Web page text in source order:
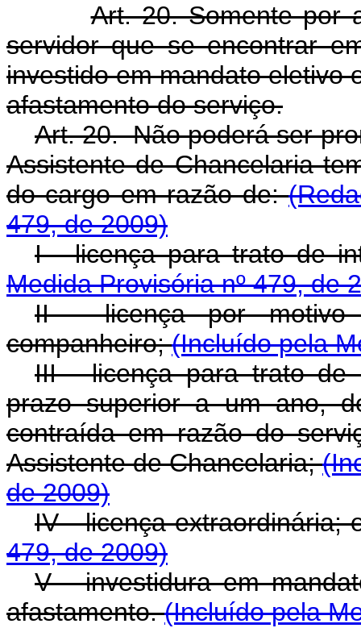
Art. 20. Somente por
servidor que se encontrar
investido em mandato eletivo
afastamento do serviço.
Art. 20. Não poderá ser
Assistente de Chancelaria
do cargo em razão de:
479, de 2009)
I - licença para trato de
Medida Provisória nº 479, de
II - licença por motivo
companheiro;(Incluído pela
III - licença para trato de
prazo superior a um ano,
contraída em razão do
Assistente de Chancelaria;
de 2009)
IV - licença extraordinária;
479, de 2009)
V - investidura em
afastamento.(Incluído pela